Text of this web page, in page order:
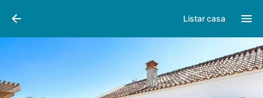
Listar casa
Fotos